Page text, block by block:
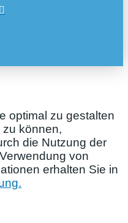
optimal zu gestalten
können,
die Nutzung der
von
erhalten Sie in